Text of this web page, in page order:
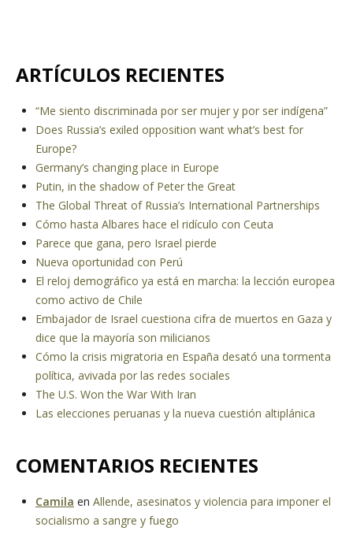
ARTÍCULOS RECIENTES
“Me siento discriminada por ser mujer y por ser indígena”
Does Russia’s exiled opposition want what’s best for
Europe?
Germany’s changing place in Europe
Putin, in the shadow of Peter the Great
The Global Threat of Russia’s International Partnerships
Cómo hasta Albares hace el ridículo con Ceuta
Parece que gana, pero Israel pierde
Nueva oportunidad con Perú
El reloj demográfico ya está en marcha: la lección europea
como activo de Chile
Embajador de Israel cuestiona cifra de muertos en Gaza y
dice que la mayoría son milicianos
Cómo la crisis migratoria en España desató una tormenta
política, avivada por las redes sociales
The U.S. Won the War With Iran
Las elecciones peruanas y la nueva cuestión altiplánica
COMENTARIOS RECIENTES
Camila en Allende, asesinatos y violencia para imponer el
socialismo a sangre y fuego